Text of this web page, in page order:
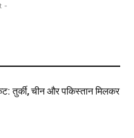
-
तुर्की, चीन और पकिस्तान मिलकर